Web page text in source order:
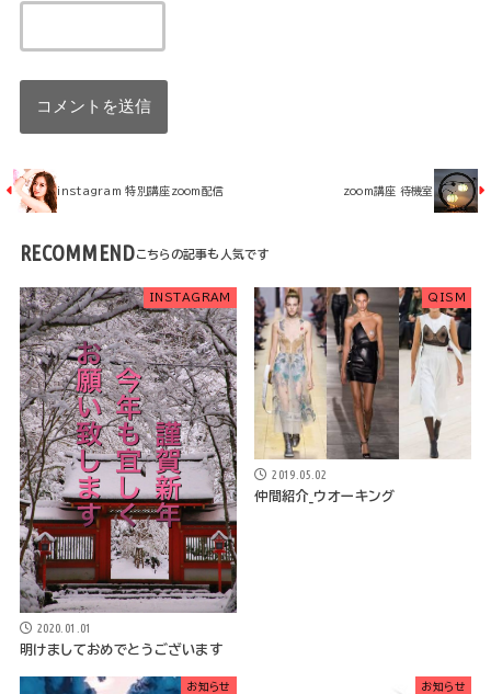
instagram 特別講座zoom配信 zoom講座 待機室
RECOMMEND
INSTAGRAM
2020.01.01
明けましておめでとうございます
QISM
2019.05.02
仲間紹介_ウオーキング
お知らせ お知らせ